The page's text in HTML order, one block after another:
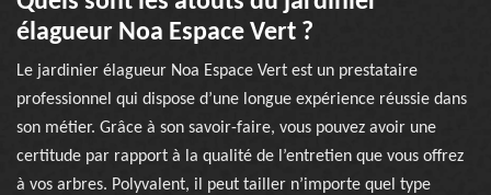
élagueur Noa Espace Vert ?
Le jardinier élagueur Noa Espace Vert est un prestataire
professionnel qui dispose d’une longue expérience réussie dans
son métier. Grâce à son savoir-faire, vous pouvez avoir une
certitude par rapport à la qualité de l’entretien que vous offrez
à vos arbres. Polyvalent, il peut tailler n’importe quel type